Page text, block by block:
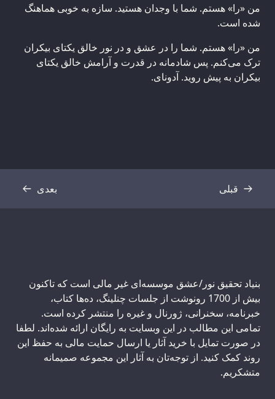
من «را» هستم. شما با وجدان هستید. سازه به خوبی هماهنگ
شده است.
من «را» هستم. شما را در عشق و در نور خالق یکتای بیکران
ترک می‌کنم. پس شادمانه در قدرت و آرامش خالق یکتای
بیکران به پیش روید. آدونای.
قبلی
رونوشت بعدی
رونوشت
بنیاد تحقیق نور/عشق موسسه‌ای غیر مالی است که تاکنون
بیش از 1700 رونوشت از جلسات چنلینگ، ده‌ها کتاب،
خبرنامه، سخنرانی، ژورنال و غیره را منتشر کرده است.
تمامی این مطالب در این وبسایت به رایگان ارائه شده‌اند. لطفا
در صورت تمایل با خرید آثار یا ارسال حمایت مالی به حفظ این
روند کمک کنید. از توجه‌تان به آثار این مجموعه صمیمانه
متشکریم.